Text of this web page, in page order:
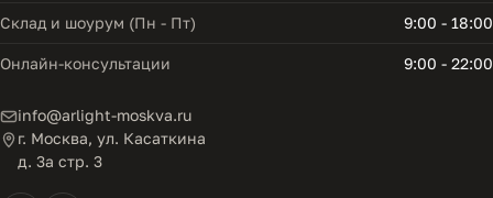
Склад и шоурум (Пн - Пт) 9:00 - 18:00
Онлайн-консультации 9:00 - 22:00
info@arlight-moskva.ru
г. Москва, ул. Касаткина
д. 3а стр. 3